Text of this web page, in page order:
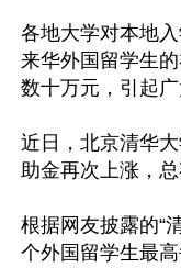
各地大学对本地
来华外国留学生
数十万元，引起广
近日，北京清华
助金再次上涨，
根据网友披露的“
个外国留学生最